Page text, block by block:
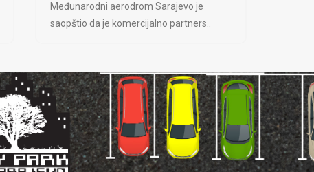
Međunarodni aerodrom Sarajevo je
saopštio da je komercijalno partners..